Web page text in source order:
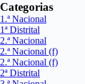
Categorias
1.ª Nacional
1ª Distrital
2.ª Nacional
2.ª Nacional (f)
2.ª Nacional (f)
2ª Distrital